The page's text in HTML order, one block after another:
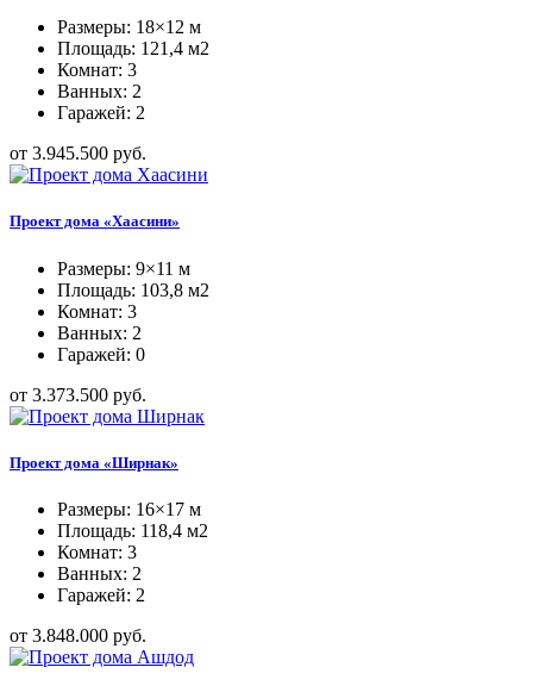
Размеры: 18×12 м
Площадь: 121,4 м2
Комнат: 3
Ванных: 2
Гаражей: 2
от 3.945.500 руб.
Проект дома «Хаасини»
Размеры: 9×11 м
Площадь: 103,8 м2
Комнат: 3
Ванных: 2
Гаражей: 0
от 3.373.500 руб.
Проект дома «Ширнак»
Размеры: 16×17 м
Площадь: 118,4 м2
Комнат: 3
Ванных: 2
Гаражей: 2
от 3.848.000 руб.